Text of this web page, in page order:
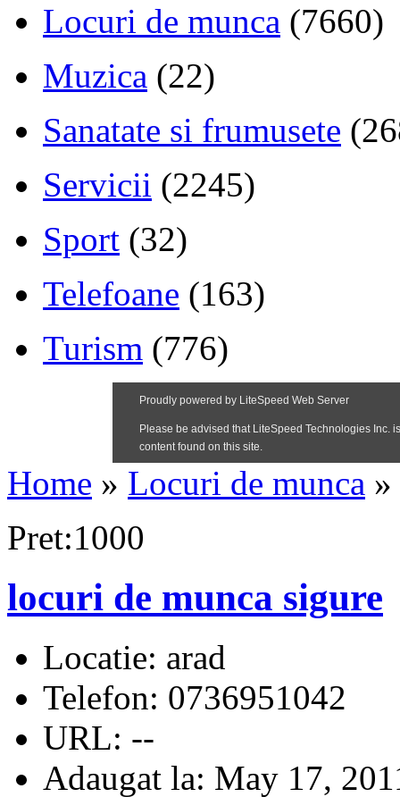
Locuri de munca (7660)
Muzica (22)
Sanatate si frumusete
Servicii (2245)
Sport (32)
Telefoane (163)
Turism (776)
Home » Locuri de munca »
Pret:1000
locuri de munca sigure
Locatie: arad
Telefon: 0736951042
URL: --
Adaugat la: May 17,